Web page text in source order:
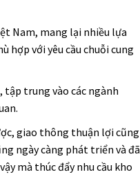
Nam, mang lại nhiều lựa
hợp với yêu cầu chuỗi cung
trung vào các ngành
giao thông thuận lợi cũng
ngày càng phát triển và đã
mà thúc đẩy nhu cầu kho